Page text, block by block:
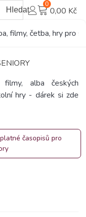
Hledat
0
0,00 Kč
filmy, četba, hry pro
filmy, alba českých
hry - dárek si zde
časopisů pro